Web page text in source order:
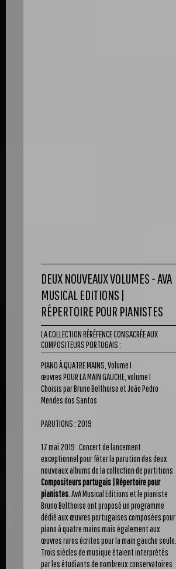
DEUX NOUVEAUX VOLUMES - AVA
MUSICAL EDITIONS |
RÉPERTOIRE POUR PIANISTES
LA COLLECTION RÉRÉFENCE CONSACRÉE AUX
COMPOSITEURS PORTUGAIS :
PIANO À QUATRE MAINS, Volume I
œuvres POUR LA MAIN GAUCHE, volume I
Choisis par Bruno Belthoise et João Pedro
Mendes dos Santos
PARUTIONS : 2019
17 mai 2019 : Concert de lancement
exceptionnel pour fêter la parution des deux
nouveaux albums de la collection de partitions
Compositeurs portugais | Répertoire pour
pianistes.AvA Musical Editions et le pianiste
Bruno Belthoise ont proposé un programme
dédié aux œuvres portugaises composées pour
piano à quatre mains mais également aux
œuvres rares écrites pour la main gauche seule.
Trois siècles de musique étaient interprétés
par les étudiants de nombreux conservatoires